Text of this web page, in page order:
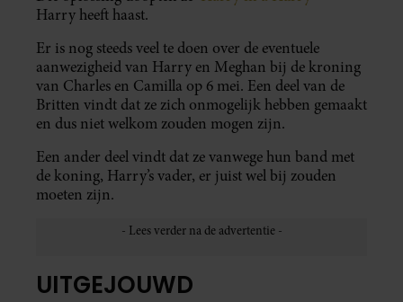
Harry heeft haast.
Er is nog steeds veel te doen over de eventuele
aanwezigheid van Harry en Meghan bij de kroning
van Charles en Camilla op 6 mei. Een deel van de
Britten vindt dat ze zich onmogelijk hebben gemaakt
en dus niet welkom zouden mogen zijn.
Een ander deel vindt dat ze vanwege hun band met
de koning, Harry’s vader, er juist wel bij zouden
moeten zijn.
UITGEJOUWD